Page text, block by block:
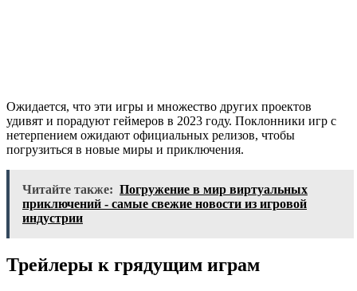
Ожидается, что эти игры и множество других проектов
удивят и порадуют геймеров в 2023 году. Поклонники игр с
нетерпением ожидают официальных релизов, чтобы
погрузиться в новые миры и приключения.
Читайте также: Погружение в мир виртуальных
приключений - самые свежие новости из игровой
индустрии
Трейлеры к грядущим играм